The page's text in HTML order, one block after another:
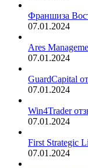
Франшиза
07.01.2024
Ares
07.01.2024
GuardCapital
07.01.2024
Win4Trader
07.01.2024
First Strategic
07.01.2024